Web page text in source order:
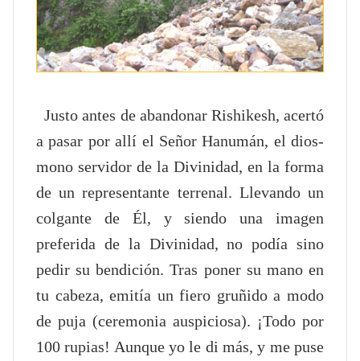
Justo antes de abandonar Rishikesh, acertó
a pasar por allí el Señor Hanumán, el dios-
mono servidor de la Divinidad, en la forma
de un representante terrenal. Llevando un
colgante de Él, y siendo una imagen
preferida de la Divinidad, no podía sino
pedir su bendición. Tras poner su mano en
tu cabeza, emitía un fiero gruñido a modo
de puja (ceremonia auspiciosa). ¡Todo por
100 rupias! Aunque yo le di más, y me puse